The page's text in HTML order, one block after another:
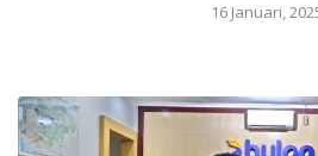
16 Januari,